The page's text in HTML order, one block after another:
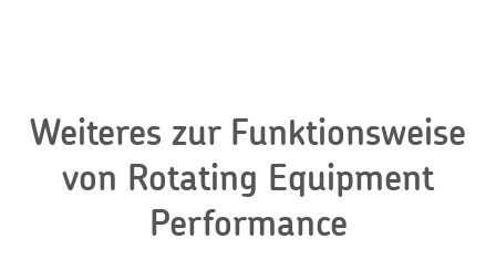
Weiteres zur Funktionsweise
von Rotating Equipment
Performance